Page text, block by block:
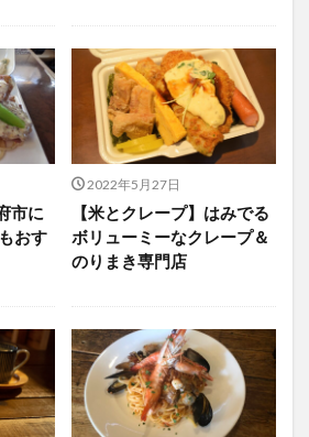
市に
おす
2022年5月27日
【米とクレープ】はみでる
ボリューミーなクレープ＆
のりまき専門店
ドラー
大分市
大分市美術館
美術館 大分空港
大分駅
ファーム
大谷翔平選手
室 子ども服
子育て
屋台
平和市民公園能楽堂
挾間町
日出町 日田市
昆虫食
本
杵築市
炭火焼き 焼き菓子
犬
由布院 甲子園
石仏
場 神社 祭り
秋
竹田市 竹田市ディナー
紅葉